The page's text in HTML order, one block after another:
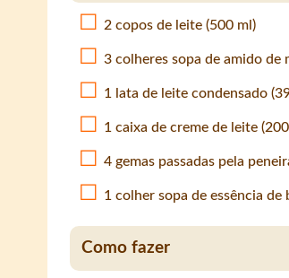
2 copos de leite (500 ml)
3 colheres sopa de amido de
1 lata de leite condensado
1 caixa de creme de leite
4 gemas passadas pela
1 colher sopa de essência de
Como fazer